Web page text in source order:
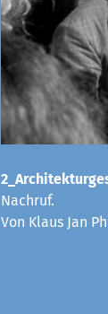
Nachruf.
Von Klaus Jan